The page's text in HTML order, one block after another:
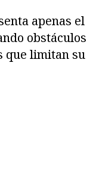
apenas el
obstáculos
que limitan su